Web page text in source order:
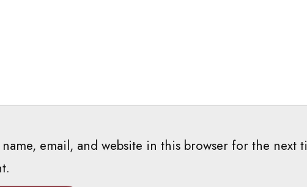
name, email, and website in this browser for the next